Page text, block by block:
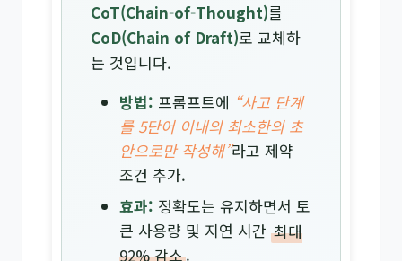
CoT(Chain-of-Thought)를
CoD(Chain of Draft)로 교체하
는 것입니다.
방법: 프롬프트에 “사고 단계
를 5단어 이내의 최소한의 초
안으로만 작성해”라고 제약
조건 추가.
효과: 정확도는 유지하면서 토
큰 사용량 및 지연 시간 최대
92% 감소.